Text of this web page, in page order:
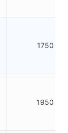
1750
1950